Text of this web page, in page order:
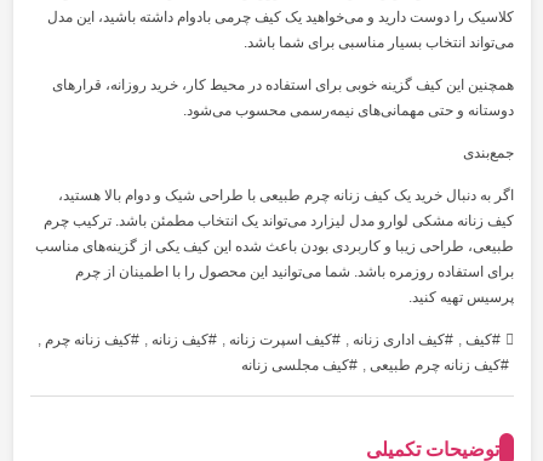
کلاسیک را دوست دارید و می‌خواهید یک کیف چرمی بادوام داشته باشید، این مدل
می‌تواند انتخاب بسیار مناسبی برای شما باشد.
همچنین این کیف گزینه خوبی برای استفاده در محیط کار، خرید روزانه، قرارهای
دوستانه و حتی مهمانی‌های نیمه‌رسمی محسوب می‌شود.
جمع‌بندی
اگر به دنبال خرید یک کیف زنانه چرم طبیعی با طراحی شیک و دوام بالا هستید،
کیف زنانه مشکی لوارو مدل لیزارد می‌تواند یک انتخاب مطمئن باشد. ترکیب چرم
طبیعی، طراحی زیبا و کاربردی بودن باعث شده این کیف یکی از گزینه‌های مناسب
برای استفاده روزمره باشد. شما می‌توانید این محصول را با اطمینان از چرم
پرسیس تهیه کنید.
کیف کیف اداری زنانه کیف اسپرت زنانه کیف زنانه کیف زنانه چرم
کیف زنانه چرم طبیعی
کیف مجلسی زنانه
توضیحات تکمیلی